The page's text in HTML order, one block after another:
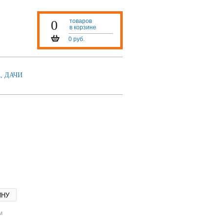
0
товаров
в корзине
0 руб.
ДАЧИ